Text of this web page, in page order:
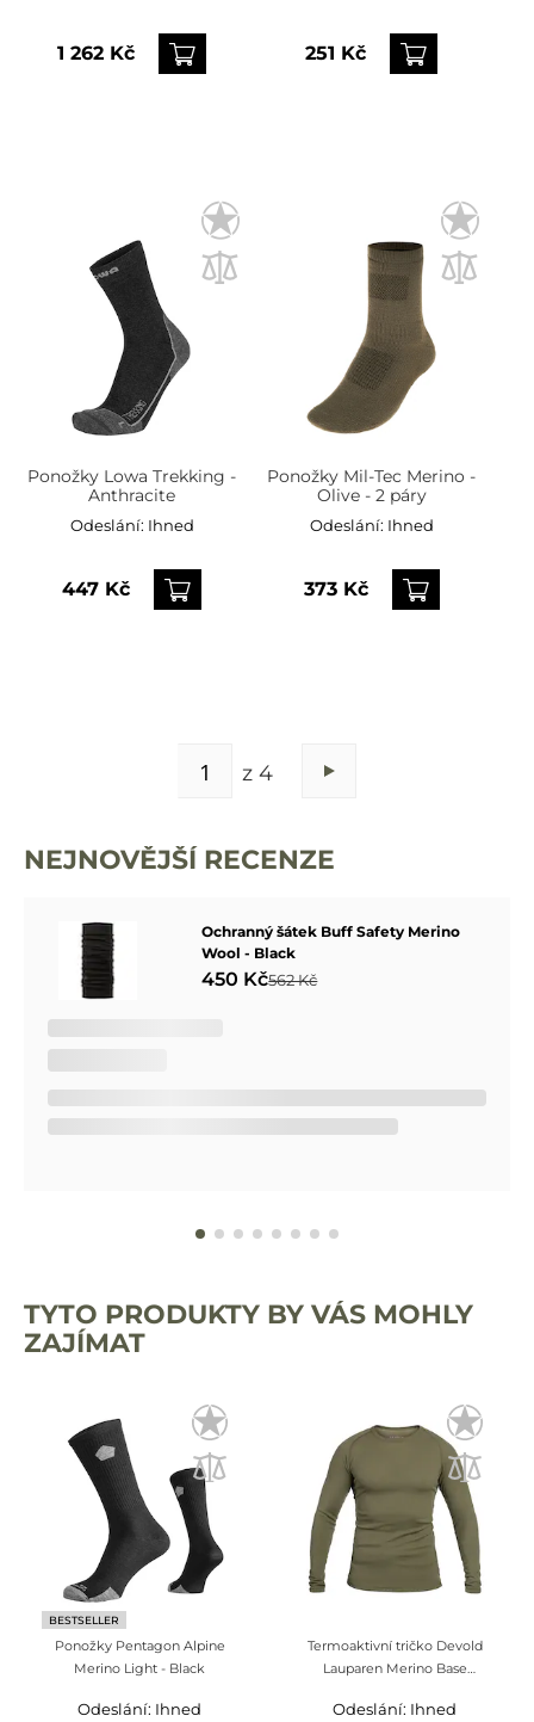
1 262 Kč 251 Kč
Ponožky Lowa Trekking -
Anthracite
Odeslání: Ihned
447 Kč
Ponožky Mil-Tec Merino -
Olive - 2 páry
Odeslání: Ihned
373 Kč
z 4
NEJNOVĚJŠÍ RECENZE
Ochranný šátek Buff Safety Merino
Wool - Black
450 Kč562 Kč
TYTO PRODUKTY BY VÁS MOHLY
ZAJÍMAT
BESTSELLER
Ponožky Pentagon Alpine
Merino Light - Black
Odeslání: Ihned
Termoaktivní tričko Devold
Lauparen Merino Base
Odeslání: Ihned